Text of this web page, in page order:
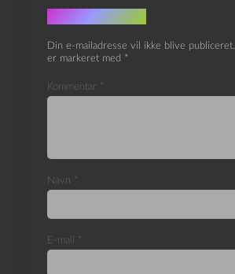
Skriv et svar
Din e-mailadresse vil ikke blive publiceret.
er markeret med *
Kommentar *
Navn *
E-mail *